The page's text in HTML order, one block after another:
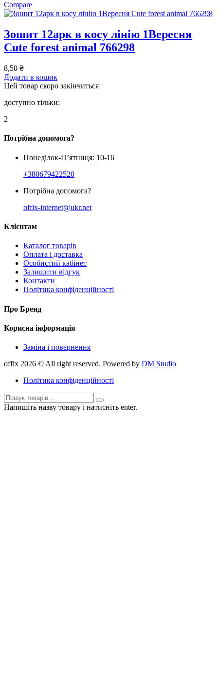
Compare
Зошит 12арк в косу лінію 1Вересня
Cute forest animal 766298
8,50 ₴
Додати в кошик
Цей товар скоро закінчиться
доступно тільки:
2
Потрібна допомога?
Понеділок-П’ятниця: 10-16
+380679422520
Потрібна допомога?
offix-internet@ukr.net
Клієнтам
Каталог товарів
Оплата і доставка
Особистий кабінет
Залишити відгук
Контакти
Політика конфіденційності
Про Бренд
Корисна інформація
Заміна і повернення
offix 2026 © All right reserved. Powered by DM Studio
Політика конфіденційності
Напишіть назву товару і натисніть enter.